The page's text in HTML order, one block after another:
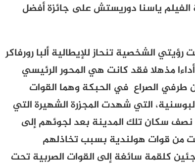
ياسنا دوريستش على جائزة أفضل
الشخصية تنحاز للإيطالية ألبا رورفاكر
مذهلا فقد كانت هي المحور الرئيسي
طرفي الصراع في الحبكة وهما القوات
التي شهدت المجزرة الشهيرة التي
حيث تم تصفية نصف سكان تلك المدينة بعد لجوئهم إلى
من قوات هولندية بسبب تخاذلهم
كلقمة سائغة إلى القوات الصربية تحت